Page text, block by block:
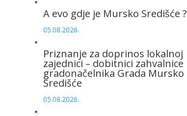
A evo gdje je Mursko Središće ?
05.08.2026.
Priznanje za doprinos lokalnoj
zajednici – dobitnici zahvalnice
gradonačelnika Grada Mursko
Središće
05.08.2026.